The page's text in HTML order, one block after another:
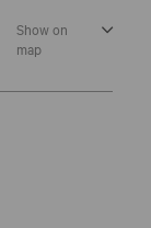
Show on
map